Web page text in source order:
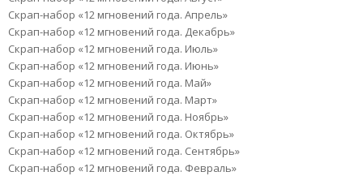
Скрап-набор «12 мгновений года. Апрель»
Скрап-набор «12 мгновений года. Декабрь»
Скрап-набор «12 мгновений года. Июль»
Скрап-набор «12 мгновений года. Июнь»
Скрап-набор «12 мгновений года. Май»
Скрап-набор «12 мгновений года. Март»
Скрап-набор «12 мгновений года. Ноябрь»
Скрап-набор «12 мгновений года. Октябрь»
Скрап-набор «12 мгновений года. Сентябрь»
Скрап-набор «12 мгновений года. Февраль»